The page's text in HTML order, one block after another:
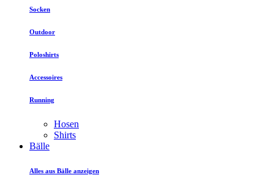
Socken
Outdoor
Poloshirts
Accessoires
Running
Hosen
Shirts
Bälle
Alles aus Bälle anzeigen